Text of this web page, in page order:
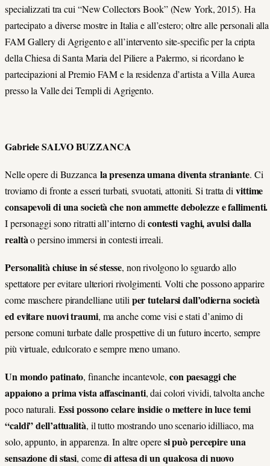
specializzati tra cui “New Collectors Book” (New York, 2015). Ha
partecipato a diverse mostre in Italia e all’estero; oltre alle personali alla
FAM Gallery di Agrigento e all’intervento site-specific per la cripta
della Chiesa di Santa Maria del Piliere a Palermo, si ricordano le
partecipazioni al Premio FAM e la residenza d’artista a Villa Aurea
presso la Valle dei Templi di Agrigento.
Gabriele SALVO BUZZANCA
Nelle opere di Buzzanca la presenza umana diventa straniante. Ci
troviamo di fronte a esseri turbati, svuotati, attoniti. Si tratta di vittime
consapevoli di una società che non ammette debolezze e fallimenti.
I personaggi sono ritratti all’interno di contesti vaghi, avulsi dalla
realtào persino immersi in contesti irreali.
Personalità chiuse in sé stesse, non rivolgono lo sguardo allo
spettatore per evitare ulteriori rivolgimenti. Volti che possono apparire
come maschere pirandelliane utili per tutelarsi dall’odierna società
ed evitare nuovi traumi, ma anche come visi e stati d’animo di
persone comuni turbate dalle prospettive di un futuro incerto, sempre
più virtuale, edulcorato e sempre meno umano.
Un mondo patinato, finanche incantevole, con paesaggi che
appaiono a prima vista affascinanti, dai colori vividi, talvolta anche
poco naturali. Essi possono celare insidie o mettere in luce temi
“caldi” dell’attualità, il tutto mostrando uno scenario idilliaco, ma
solo, appunto, in apparenza. In altre operesi può percepire una
sensazione di stasi, comedi attesa di un qualcosa di nuovo